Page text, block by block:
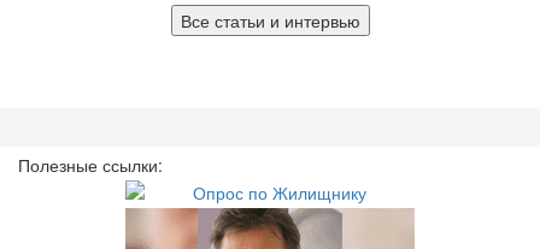
Все статьи и интервью
Полезные ссылки: